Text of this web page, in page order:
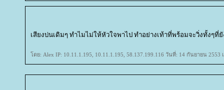
เสียงบ่นเดิมๆ ทำไมไม่ให้หัวใจพาไป ทำอย่างเท้าที่พร้อมจะวิ่งทั้งๆ
ดย: Alex IP: 10.11.1.195, 10.11.1.195, 58.137.199.116 วันที่: 14 กันยายน 2553